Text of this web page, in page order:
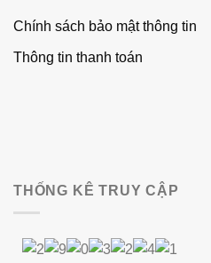
Chính sách bảo mật thông tin
Thông tin thanh toán
THỐNG KÊ TRUY CẬP